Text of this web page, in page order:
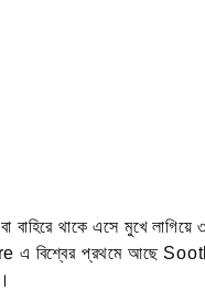
থাকে এসে মুখে লাগিয়ে
এ বিশ্বের প্রথমে আছে